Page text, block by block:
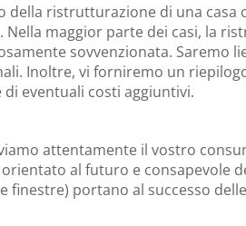
della ristrutturazione di una
Nella maggior parte dei casi, la
sovvenzionata. Saremo
Inoltre, vi forniremo un
di eventuali costi aggiuntivi.
attentamente il vostro
al futuro e consapevole
finestre) portano al successo